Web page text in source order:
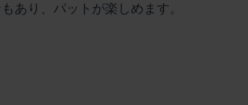
あり、パットが楽しめます。